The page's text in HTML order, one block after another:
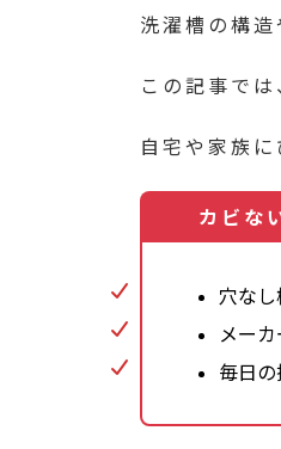
洗濯槽の構
この記事では
自宅や家族
カビな
穴なし
メー
毎日の